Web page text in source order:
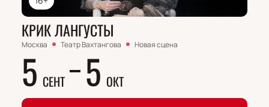
КРИК ЛАНГУСТЫ
Москва Театр Вахтангова Новая сцена
5 СЕНТ 5 ОКТ